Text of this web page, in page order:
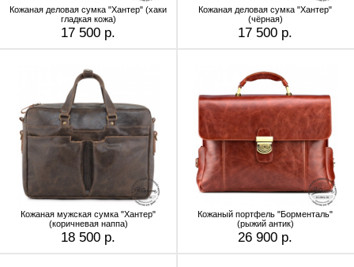
Кожаная деловая сумка "Хантер" (хаки
гладкая кожа)
17 500 р.
Кожаная деловая сумка "Хантер"
(чёрная)
17 500 р.
Кожаная мужская сумка "Хантер"
(коричневая наппа)
18 500 р.
Кожаный портфель "Борменталь"
(рыжий антик)
26 900 р.